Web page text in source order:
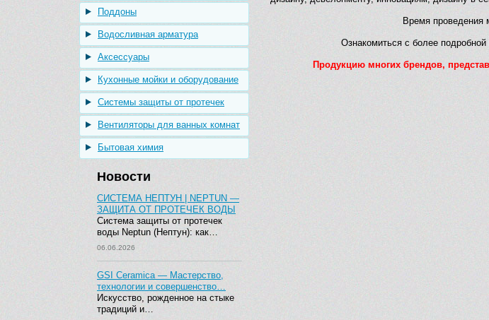
Поддоны
Водосливная арматура
Аксессуары
Кухонные мойки и оборудование
Системы защиты от протечек
Вентиляторы для ванных комнат
Бытовая химия
Новости
СИСТЕМА НЕПТУН | NEPTUN —
ЗАЩИТА ОТ ПРОТЕЧЕК ВОДЫ
Система защиты от протечек
воды Neptun (Нептун): как…
06.06.2026
GSI Ceramica — Мастерство,
технологии и совершенство…
Искусство, рожденное на стыке
традиций и…
Время проведения
Ознакомиться с более
Продукцию многих брендов,